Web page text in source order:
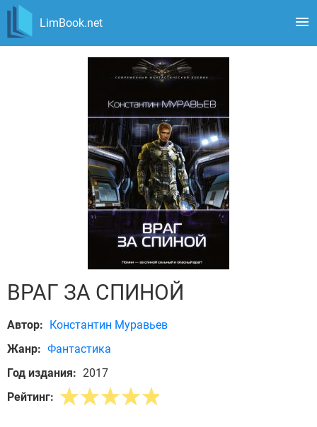
LimBook.net
ВРАГ ЗА СПИНОЙ
Автор: Константин Муравьев
Жанр: Фантастика
Год издания: 2017
Рейтинг: